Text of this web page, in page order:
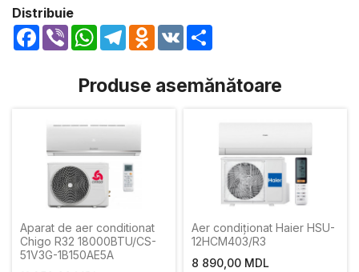
Distribuie
Facebook
Viber WhatsApp
TelegramOdnoklassniki
VK
Produse asemănătoare
Aparat de aer conditionat
Chigo R32 18000BTU/CS-
51V3G-1B150AE5A
Aer condiționat Haier HSU-
12HCM403/R3
8 890,00 MDL